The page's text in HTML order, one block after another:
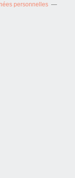
personnelles